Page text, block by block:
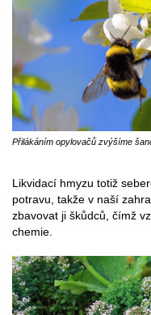
Přilákáním opylovačů zvýšíme
Likvidací hmyzu totiž
potravu, takže v naší
zbavovat ji škůdců, čímž
chemie.